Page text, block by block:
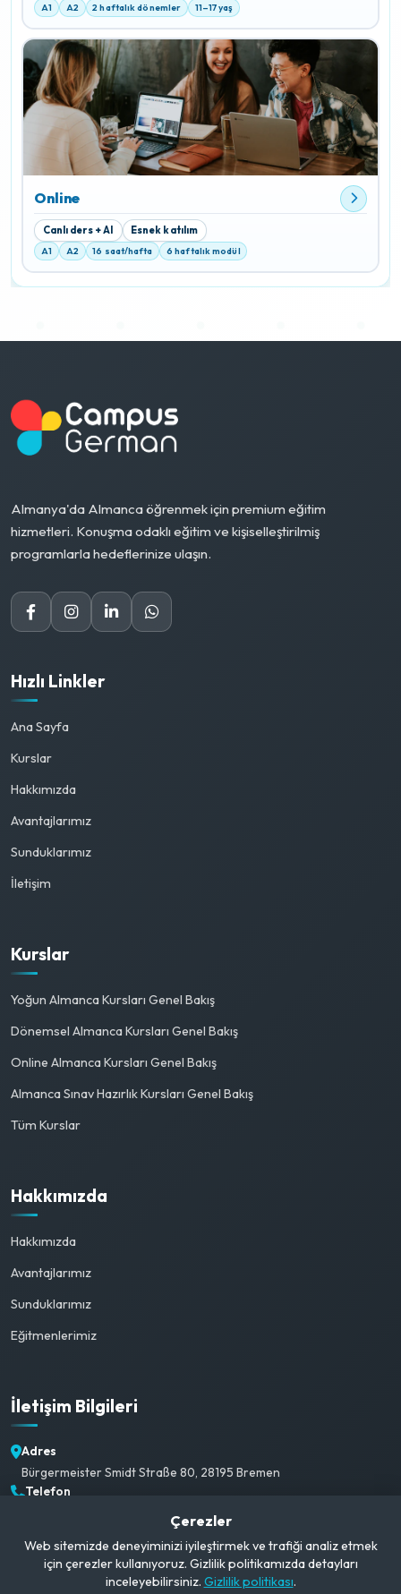
A1 A2 2 haftalık dönemler 11–17 yaş
Online
Canlı ders + AI Esnek katılım
A1 A2 16 saat/hafta 6 haftalık modül
Almanya'da Almanca öğrenmek için premium eğitim
hizmetleri. Konuşma odaklı eğitim ve kişiselleştirilmiş
programlarla hedeflerinize ulaşın.
Hızlı Linkler
Ana Sayfa
Kurslar
Hakkımızda
Avantajlarımız
Sunduklarımız
İletişim
Kurslar
Yoğun Almanca Kursları Genel Bakış
Dönemsel Almanca Kursları Genel Bakış
Online Almanca Kursları Genel Bakış
Almanca Sınav Hazırlık Kursları Genel Bakış
Tüm Kurslar
Hakkımızda
Hakkımızda
Avantajlarımız
Sunduklarımız
Eğitmenlerimiz
İletişim Bilgileri
Adres
Bürgermeister Smidt Straße 80, 28195 Bremen
Telefon
info@campusgerman.com
Çalışma Saatleri
Çerezler
Web sitemizde deneyiminizi iyileştirmek ve trafiği analiz etmek
için çerezler kullanıyoruz. Gizlilik politikamızda detayları
inceleyebilirsiniz. Gizlilik politikası.